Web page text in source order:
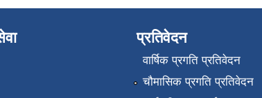
प्रतिवेदन
वार्षिक प्रगति प्रतिवेदन
चौमासिक प्रगति प्रतिवेदन